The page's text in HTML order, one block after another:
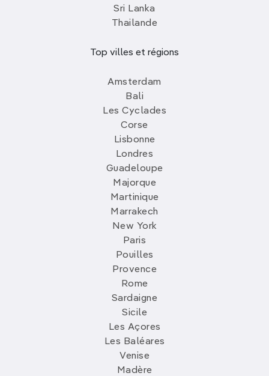
Sri Lanka
Thailande
Top villes et régions
Amsterdam
Bali
Les Cyclades
Corse
Lisbonne
Londres
Guadeloupe
Majorque
Martinique
Marrakech
New York
Paris
Pouilles
Provence
Rome
Sardaigne
Sicile
Les Açores
Les Baléares
Venise
Madère